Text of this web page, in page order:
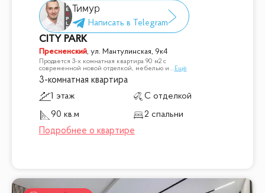
Тимур
CITY PARK
Пресненский, ул. Мантулинская, 9к4
Продается 3-х комнатная квартира 90 м2 с
современной новой отделкой, мебелью и... Ещё
3-комнатная квартира
1 этаж
С отделкой
90 кв.м
2 спальни